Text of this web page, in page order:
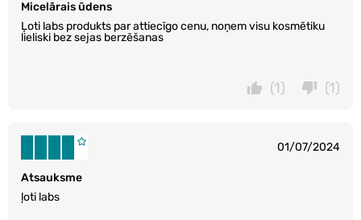
Micelārais ūdens
Ļoti labs produkts par attiecīgo cenu, noņem visu kosmētiku
lieliski bez sejas berzēšanas
(1)
(1)
01/07/2024
Atsauksme
ļoti labs